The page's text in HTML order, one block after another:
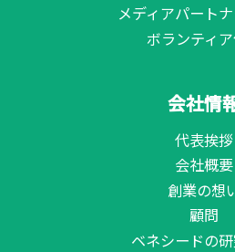
メディアパート
ボランティ
会社情
代表挨拶
会社概要
創業の想
顧問
ベネシードの